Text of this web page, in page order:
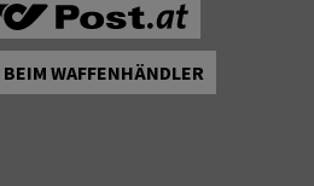
WAFFENHÄNDLER